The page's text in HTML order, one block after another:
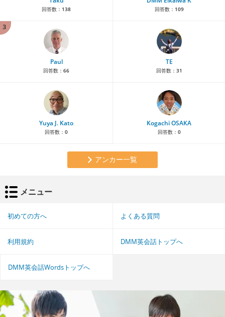
回答数： 138 回答数： 109
3
Paul
回答数： 66
TE
回答数： 31
Yuya J. Kato
回答数： 0
Kogachi OSAKA
回答数： 0
アンカー一覧
メニュー
初めての方へ よくある質問
利用規約 DMM英会話トップへ
DMM英会話Wordsトップへ